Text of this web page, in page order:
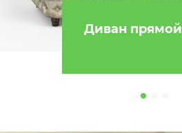
Диван прямой